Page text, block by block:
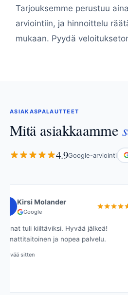
Tarjouksemme perustuu
arviointiin, ja hinnoittelu
mukaan. Pyydä
ASIAKASPALAUTTEET
Mitä asiakkaamme
4.9Google-arviointi
S Siru K
Google
Olen todella tyytyväinen asunnon
siivoukseen! Ystävällinen viestintä,